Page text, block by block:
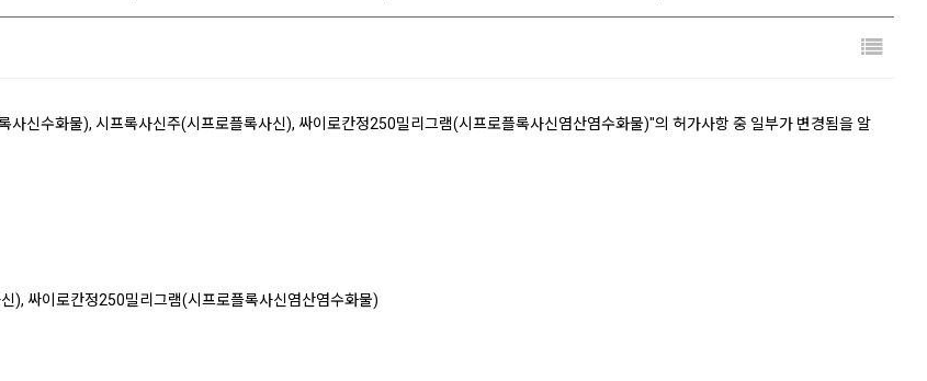
신수화물), 시프록사신주(시프로플록사신), 싸이로칸정250밀리그램(시프로플록사신염산염수화물)"의 허가사항 중 일부가 변경됨을 알
), 싸이로칸정250밀리그램(시프로플록사신염산염수화물)